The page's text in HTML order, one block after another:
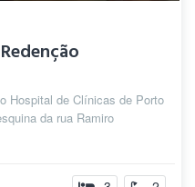
Hospital de Clínicas de Porto
da rua Ramiro